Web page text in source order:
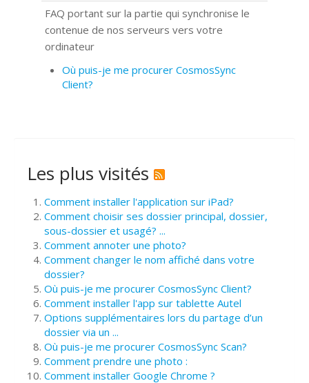
FAQ portant sur la partie qui synchronise le
contenue de nos serveurs vers votre
ordinateur
Où puis-je me procurer CosmosSync
Client?
Les plus visités
Comment installer l'application sur iPad?
Comment choisir ses dossier principal, dossier,
sous-dossier et usagé? ...
Comment annoter une photo?
Comment changer le nom affiché dans votre
dossier?
Où puis-je me procurer CosmosSync Client?
Comment installer l'app sur tablette Autel
Options supplémentaires lors du partage d’un
dossier via un ...
Où puis-je me procurer CosmosSync Scan?
Comment prendre une photo :
Comment installer Google Chrome ?